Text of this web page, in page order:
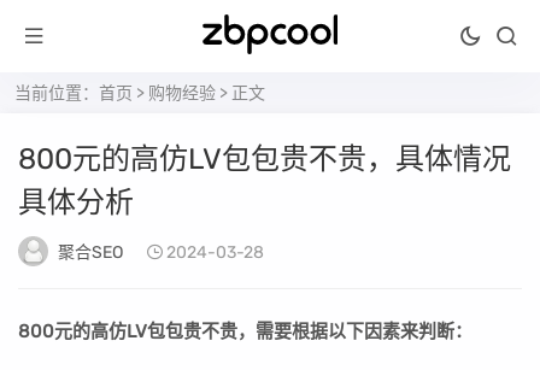
当前位置： 首页 > 购物经验 > 正文
800元的高仿LV包包贵不贵，具体情况
具体分析
聚合SEO 2024-03-28
800元的高仿LV包包贵不贵，需要根据以下因素来判断：